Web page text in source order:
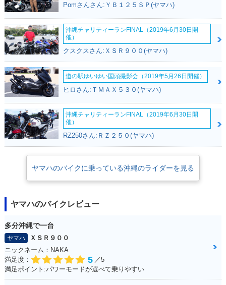
2017年 MT-25・カ
ラーチェンジ
2016年 MT-25・新
登場
Pomさんさん:ＹＢ１２５ＳＰ(ヤマハ)
沖縄チャリティーランFINAL（2019年6月30日開
催）
クスクスさん:ＸＳＲ９００(ヤマハ)
道の駅ゆいゆい国頭撮影会（2019年5月26日開催）
ヒロさん:ＴＭＡＸ５３０(ヤマハ)
沖縄チャリティーランFINAL（2019年6月30日開
催）
RZ250さん:ＲＺ２５０(ヤマハ)
ヤマハのバイクに乗っている沖縄のライダーを見る
ヤマハのバイクレビュー
多分沖縄で一台
ヤマハ
ＸＳＲ９００
ニックネーム：NAKA
満足度：
5 ／5
満足ポイント:パワーモードが選べて乗りやすい